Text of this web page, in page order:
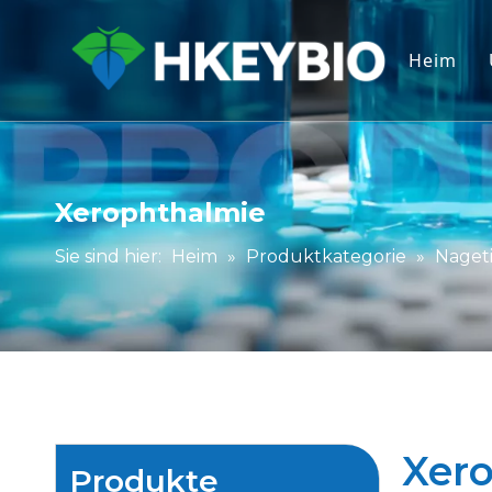
Heim
Xerophthalmie
Sie sind hier: Heim » Produktkategorie »
Produkte